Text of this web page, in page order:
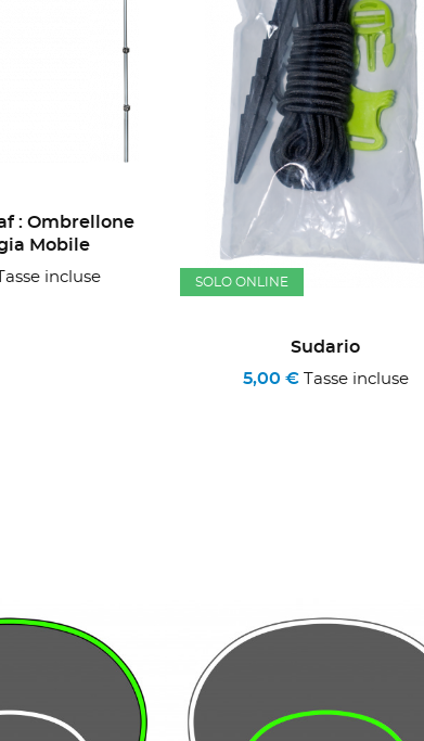
: Ombrellone
Mobile
incluse SOLO ONLINE
Sudario
5,00 €Tasse incluse